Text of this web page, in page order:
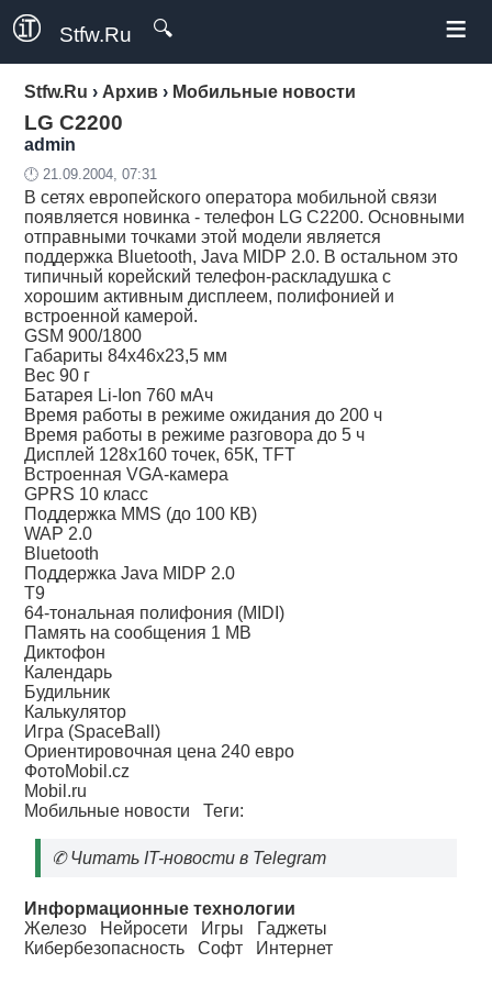
Stfw.Ru 🔍 ≡
Stfw.Ru › Архив › Мобильные новости
LG C2200
admin
🕛 21.09.2004, 07:31
В сетях европейского оператора мобильной связи
появляется новинка - телефон LG C2200. Основными
отправными точками этой модели является
поддержка Bluetooth, Java MIDP 2.0. В остальном это
типичный корейский телефон-раскладушка с
хорошим активным дисплеем, полифонией и
встроенной камерой.
GSM 900/1800
Габариты 84х46х23,5 мм
Вес 90 г
Батарея Li-Ion 760 мАч
Время работы в режиме ожидания до 200 ч
Время работы в режиме разговора до 5 ч
Дисплей 128х160 точек, 65К, TFT
Встроенная VGA-камера
GPRS 10 класс
Поддержка MMS (до 100 КВ)
WAP 2.0
Bluetooth
Поддержка Java MIDP 2.0
Т9
64-тональная полифония (MIDI)
Память на сообщения 1 МВ
Диктофон
Календарь
Будильник
Калькулятор
Игра (SpaceBall)
Ориентировочная цена 240 евро
ФотоMobil.cz
Mobil.ru
Мобильные новости Теги:
✆Читать IT-новости в Telegram
Информационные технологии
Железо
Нейросети Игры
Гаджеты
Кибербезопасность
Софт Интернет